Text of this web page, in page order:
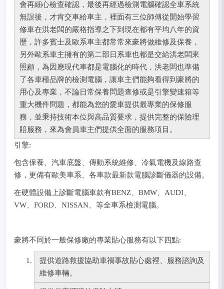
會再細心檢查確認，最後再經過檢測電腦確認全車系統
無誤後，才肯交車給車主，裡面有三位師傅從開始學習
修車在洪老闆的嚴格指導之下到現在都有平均八年的資
歷，許多賓士及歐系車主都常常來豪將做維修及保養，
另外歐系車主擁有的第二部日系車也都是交給洪老闆來
照顧，為因應現代車都是電腦化的時代，洪老闆也準備
了各車種品牌的檢測電腦，讓車主們能夠看得到豪將的
用心及專業，不論日常保養問題查修或是引擎變速箱等
重大機件問題，都能為您的愛車提供最專業的保修服
務，並秉持技術本位與高品質要求，提供完整的保險理
賠服務，來為會員車主們提供全面的服務項目。
引擎:
包含保養、汽車底盤、傳動系統維修、冷氣電機及線路查
修，更備有歐美車系、各車款最新款電腦診斷儀器的設備。
在硬體設備上診斷電腦車款有BENZ、BMW、AUDI、
VW、FORD、NISSAN、等全車系檢測電腦。
豪將不同於一般保修廠的專業貼心服務有以下四點:
提供道路救援協助車禍事故貼心處裡、服務諮詢及
維修車輛。